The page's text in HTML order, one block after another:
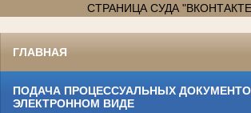
СТРАНИЦА СУДА
ГЛАВНАЯ
ПОДАЧА ПРОЦЕССУАЛЬНЫХ
ЭЛЕКТРОННОМ ВИДЕ